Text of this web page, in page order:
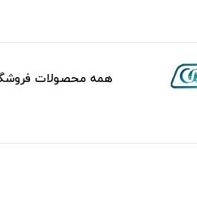
همه محصولات